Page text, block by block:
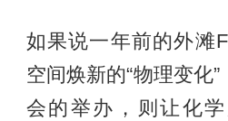
如果说一年前的外滩
空间焕新的“物理变化
会的举办，则让化